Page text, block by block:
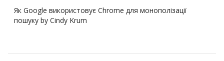
Як Google використовує Chrome для монополізації
пошуку by Cindy Krum